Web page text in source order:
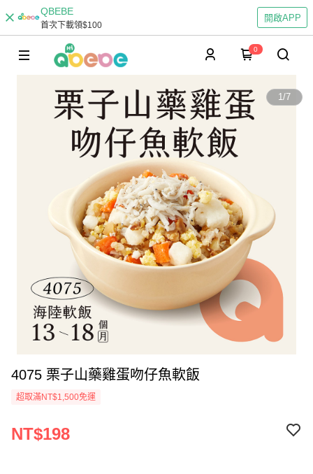
QBEBE
首次下載領$100
開啟APP
0
1/7
4075 栗子山藥雞蛋吻仔魚軟飯
超取滿NT$1,500免運
NT$198